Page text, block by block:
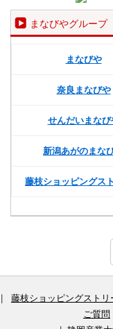
まなびやグループ
まなびや
奈良まなびや
せんだいまなび
新潟あがのまな
藤枝ショッピングス
藤枝ショッピングストリ
ご質問